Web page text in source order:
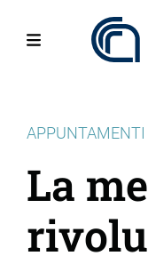
APPUNTAMENTI
La